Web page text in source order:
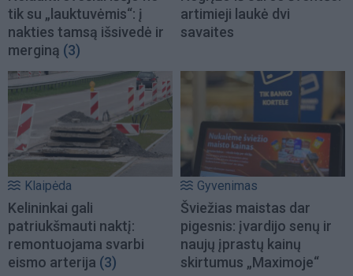
tik su „lauktuvėmis“: į
nakties tamsą išsivedė ir
merginą (3)
artimieji laukė dvi
savaites
Klaipėda
Kelininkai gali
patriukšmauti naktį:
remontuojama svarbi
eismo arterija (3)
Gyvenimas
Šviežias maistas dar
pigesnis: įvardijo senų ir
naujų įprastų kainų
skirtumus „Maximoje“